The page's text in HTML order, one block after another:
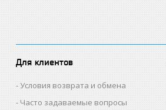
Для клиентов
Условия возврата и обмена
Часто задаваемые вопросы